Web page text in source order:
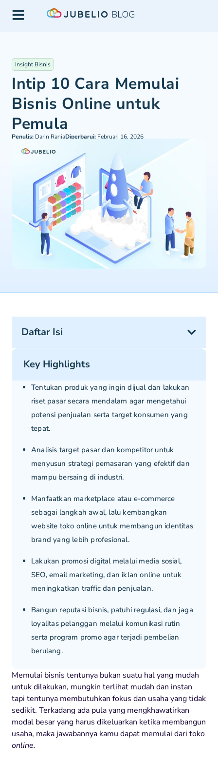
Insight Bisnis
Intip 10 Cara Memulai
Bisnis Online untuk
Pemula
Penulis: Darin RaniaDiperbarui: Februari 16, 2026
Key Highlights
Tentukan produk yang ingin dijual dan lakukan
riset pasar secara mendalam agar mengetahui
potensi penjualan serta target konsumen yang
tepat.
Analisis target pasar dan kompetitor untuk
menyusun strategi pemasaran yang efektif dan
mampu bersaing di industri.
Manfaatkan marketplace atau e-commerce
sebagai langkah awal, lalu kembangkan
website toko online untuk membangun identitas
brand yang lebih profesional.
Lakukan promosi digital melalui media sosial,
SEO, email marketing, dan iklan online untuk
meningkatkan traffic dan penjualan.
Bangun reputasi bisnis, patuhi regulasi, dan jaga
loyalitas pelanggan melalui komunikasi rutin
serta program promo agar terjadi pembelian
berulang.
Memulai bisnis tentunya bukan suatu hal yang mudah
untuk dilakukan, mungkin terlihat mudah dan instan
tapi tentunya membutuhkan fokus dan usaha yang tidak
sedikit. Terkadang ada pula yang mengkhawatirkan
modal besar yang harus dikeluarkan ketika membangun
usaha, maka jawabannya kamu dapat memulai dari toko
online.
Daftar Isi